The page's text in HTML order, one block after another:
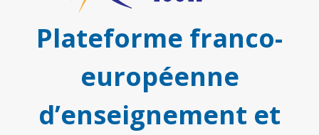
Plateforme franco-
européenne
d’enseignement et